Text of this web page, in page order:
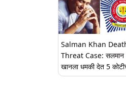
Salman Khan
Threat Case: सलमान
खानला धमकी देत 5
मागणी प्रकरणी 32 वर्षीय